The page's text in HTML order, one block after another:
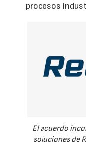
procesos
El acuerdo
soluciones de